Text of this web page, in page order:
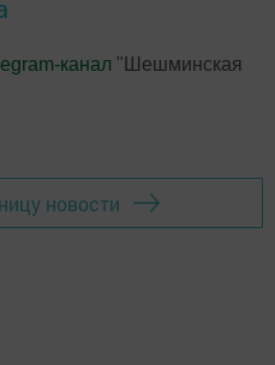
канал "Шешминская
новости